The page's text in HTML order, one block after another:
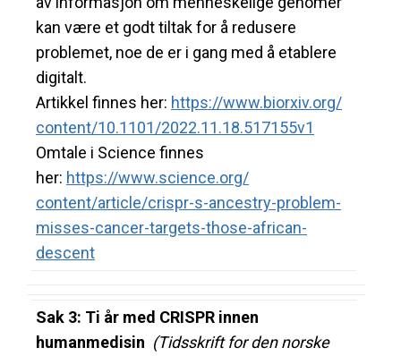
kan være et godt tiltak for å redusere
problemet, noe de er i gang med å etablere
digitalt.
Artikkel finnes her: https://www.biorxiv.org/
content/10.1101/2022.11.18.517155v1
Omtale i Science finnes
her: https://www.science.org/
content/article/crispr-s-ancestry-problem-
misses-cancer-targets-those-african-
descent
Sak 3: Ti år med CRISPR innen
humanmedisin (Tidsskrift for den norske